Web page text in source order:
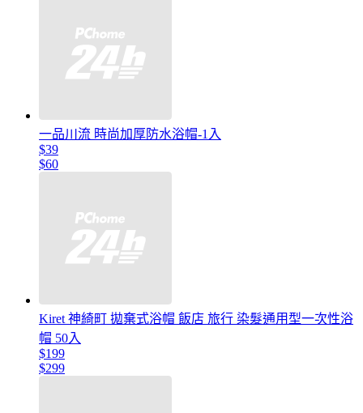
一品川流 時尚加厚防水浴帽-1入
$39
$60
Kiret 神綺町 拋棄式浴帽 飯店 旅行 染髮通用型一次性浴
帽 50入
$199
$299